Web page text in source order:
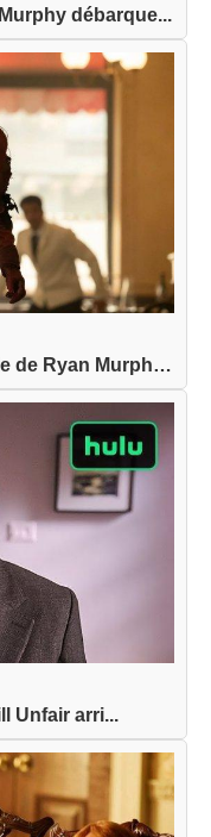
débarque...
FX The Beauty : la nouvelle série de Ryan Murphy...
Unfair arri...